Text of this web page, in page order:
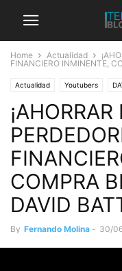
Home Actualidad
FINANCIERO INMINENTE,
Actualidad Youtubers
¡AHORRAR
COMPRA
DAVID
By Fernando Molina - 30/